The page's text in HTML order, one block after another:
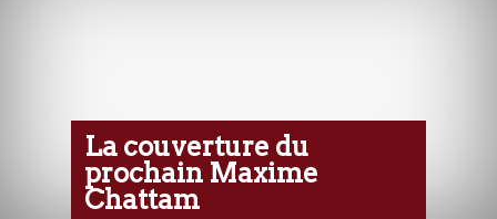
La couverture du
prochain Maxime
Chattam